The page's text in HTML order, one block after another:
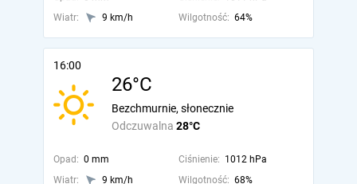
Wiatr:
9 km/h Wilgotność: 64%
16:00
26°C
Odczuwalna 28°C
Bezchmurnie, słonecznie
Opad: 0 mm Ciśnienie: 1012 hPa
Wiatr:
9 km/h Wilgotność: 68%